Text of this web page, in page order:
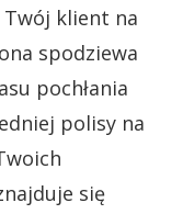
Twój klient na
spodziewa
pochłania
polisy na
się